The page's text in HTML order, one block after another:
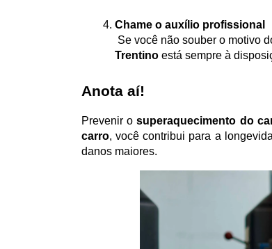
Chame o auxílio profissional
Se você não souber o motivo
Trentino está sempre à
Anota aí!
Prevenir o superaquecimento do
carro, você contribui para a
danos maiores.